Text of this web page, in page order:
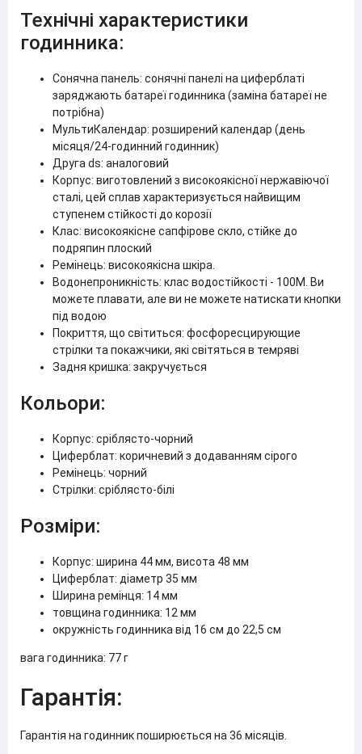
Технічні характеристики
годинника:
Сонячна панель: сонячні панелі на циферблаті
заряджають батареї годинника (заміна батареї не
потрібна)
МультиКалендар: розширений календар (день
місяця/24-годинний годинник)
Друга ds: аналоговий
Корпус: виготовлений з високоякісної нержавіючої
сталі, цей сплав характеризується найвищим
ступенем стійкості до корозії
Клас: високоякісне сапфірове скло, стійке до
подряпин плоский
Ремінець: високоякісна шкіра.
Водонепроникність: клас водостійкості - 100M. Ви
можете плавати, але ви не можете натискати кнопки
під водою
Покриття, що світиться: фосфоресцирующие
стрілки та покажчики, які світяться в темряві
Задня кришка: закручується
Кольори:
Корпус: сріблясто-чорний
Циферблат: коричневий з додаванням сірого
Ремінець: чорний
Стрілки: сріблясто-білі
Розміри:
Корпус: ширина 44 мм, висота 48 мм
Циферблат: діаметр 35 мм
Ширина ремінця: 14 мм
товщина годинника: 12 мм
окружність годинника від 16 см до 22,5 см
вага годинника: 77 г
Гарантія:
Гарантія на годинник поширюється на 36 місяців.